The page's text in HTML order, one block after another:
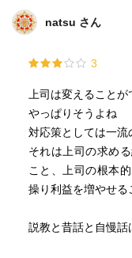
natsu さん
3
上司は変えること
やっぱりそうよね
対応策としては一流
それは上司の求め
こと、上司の根本
操り利益を増やせる
説教と昔話と自慢話